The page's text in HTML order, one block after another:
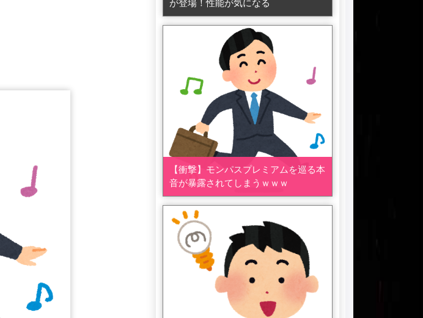
が登場！性能が気になる
【衝撃】モンパスプレミアムを巡る本
音が暴露されてしまうｗｗｗ